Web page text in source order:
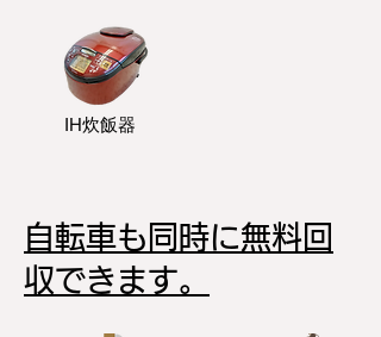
IH炊飯器
自転車も同時に無料回
収できます。